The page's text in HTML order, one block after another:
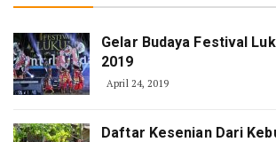
Gelar Budaya Festival
2019
April 24, 2019
Daftar Kesenian Dari